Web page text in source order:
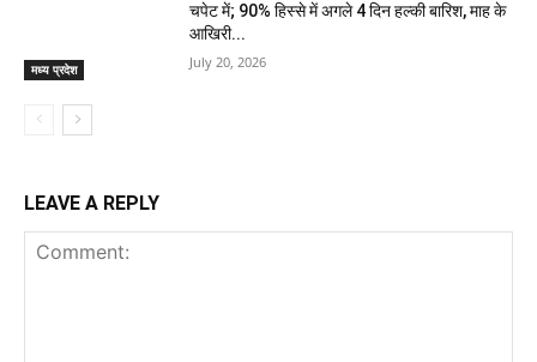
मध्य प्रदेश
चपेट में; 90% हिस्से में अगले 4 दिन हल्की बारिश, माह के
आखिरी...
July 20, 2026
LEAVE A REPLY